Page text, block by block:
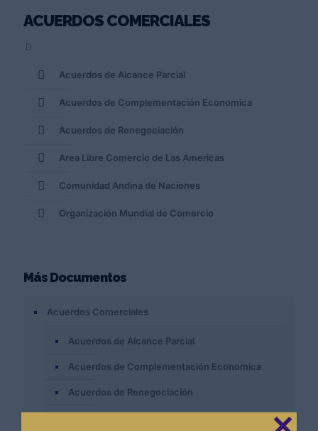
ACUERDOS COMERCIALES
Acuerdos de Alcance Parcial
Acuerdos de Complementación Economica
Acuerdos de Renegociación
Area Libre Comercio de Las Americas
Comunidad Andina de Naciones
Organización Mundial de Comercio
Más Documentos
Acuerdos Comerciales
Acuerdos de Alcance Parcial
Acuerdos de Complementación Economica
Acuerdos de Renegociación